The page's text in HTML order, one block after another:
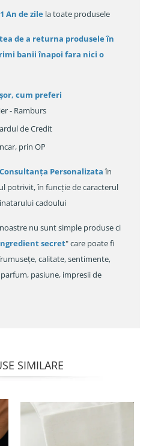
1 An de zile la toate produsele
de a returna produsele în
banii înapoi fara nici o
, cum preferi
- Ramburs
de Credit
prin OP
Consultanța Personalizataîn
potrivit, în funcție de caracterul
cadoului
nu sunt simple produse ci
secret" care poate fi
calitate, sentimente,
pasiune, impresii de
SIMILARE